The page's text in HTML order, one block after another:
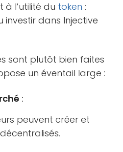
à l’utilité du token :
investir dans Injective
sont plutôt bien faites
un éventail large :
:
peuvent créer et